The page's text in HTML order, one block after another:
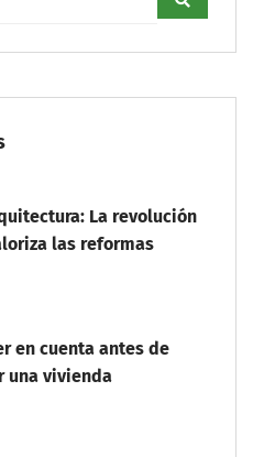
La revolución
las reformas
en cuenta antes de
una vivienda